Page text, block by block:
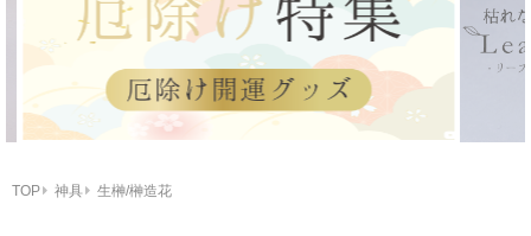
TOP 神具 生榊/榊造花